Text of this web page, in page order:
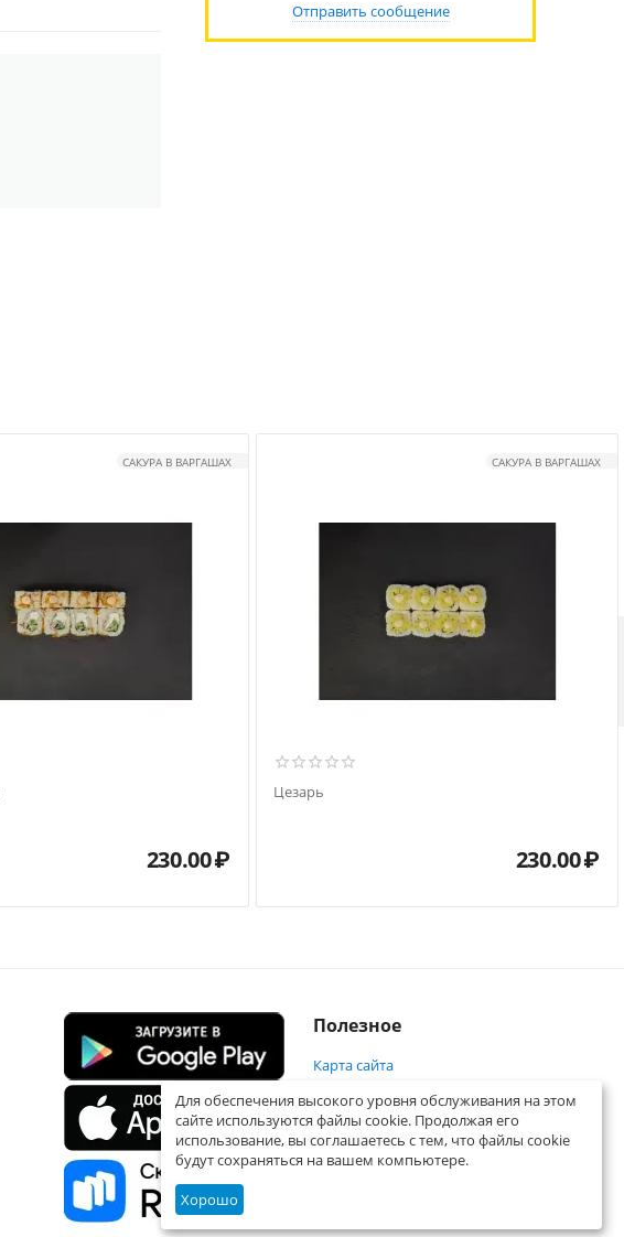
Отправить сообщение
САКУРА В ВАРГАШАХ
230.00₽
САКУРА В ВАРГАШАХ
Цезарь
230.00₽
Полезное
Карта сайта
Для обеспечения высокого уровня обслуживания на этом
сайте используются файлы cookie. Продолжая его
использование, вы соглашаетесь с тем, что файлы cookie
будут сохраняться на вашем компьютере.
Хорошо